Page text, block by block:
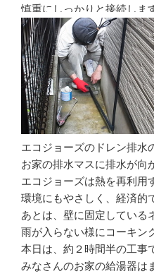
慎重にしっかりと接続しま
エコジョーズのドレン排水
お家の排水マスに排水が向
エコジョーズは熱を再利用
環境にもやさしく、経済的
あとは、壁に固定している
雨が入らない様にコーキン
本日は、約２時間半の工事
みなさんのお家の給湯器は